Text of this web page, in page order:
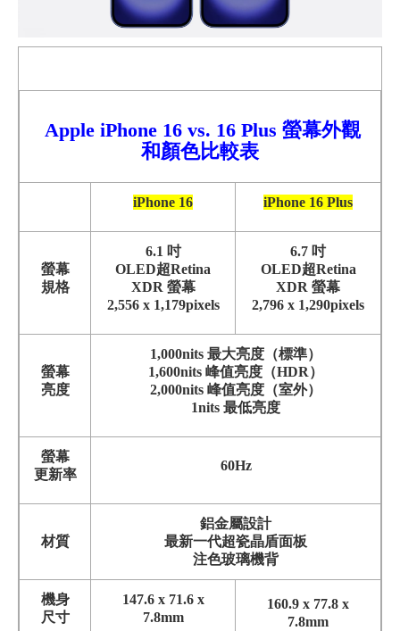
Apple iPhone 16 vs. 16 Plus 螢幕外觀
和顏色比較表
iPhone 16 iPhone 16 Plus
螢幕
規格
6.1 吋
OLED超Retina
XDR 螢幕
2,556 x 1,179pixels
6.7 吋
OLED超Retina
XDR 螢幕
2,796 x 1,290pixels
螢幕
亮度
1,000nits 最大亮度（標準）
1,600nits 峰值亮度（HDR）
2,000nits 峰值亮度（室外）
1nits 最低亮度
螢幕
更新率
60Hz
材質
鋁金屬設計
最新一代超瓷晶盾面板
注色玻璃機背
機身
尺寸
147.6 x 71.6 x
7.8mm
160.9 x 77.8 x
7.8mm